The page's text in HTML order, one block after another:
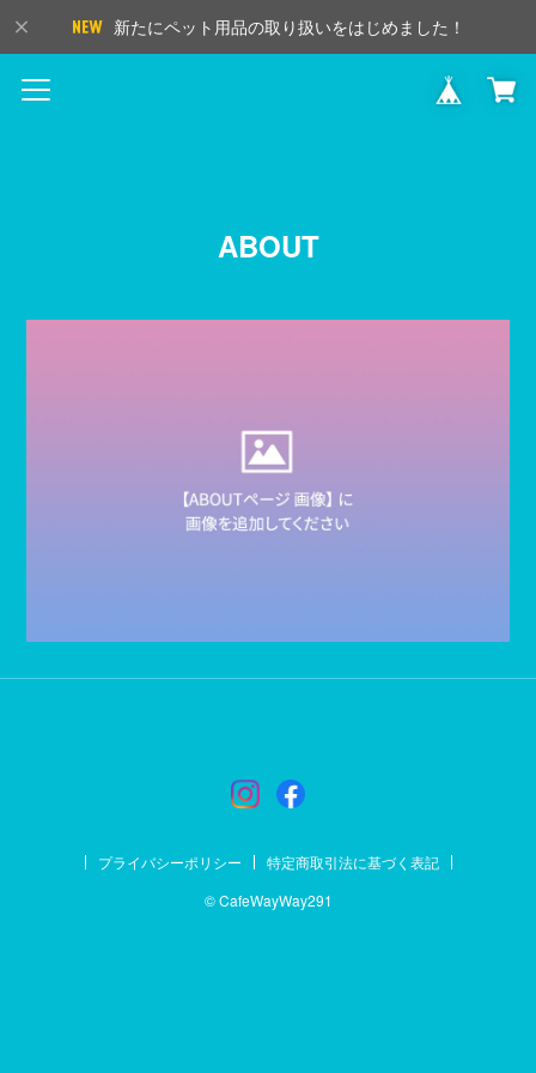
新たにペット用品の取り扱いをはじめました！
ABOUT
プライバシーポリシー
特定商取引法に基づく表記
© CafeWayWay291